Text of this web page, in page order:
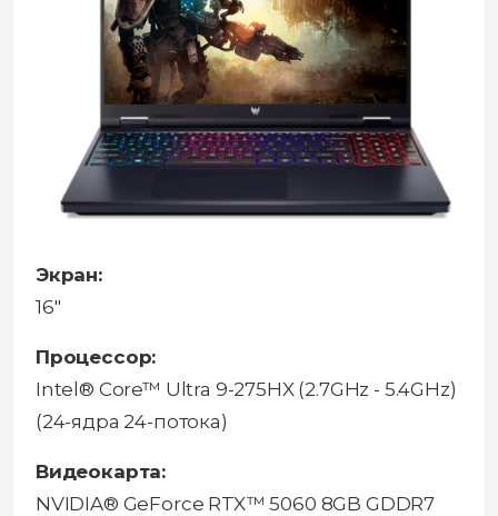
Экран:
16"
Процессор:
Intel® Core™ Ultra 9-275HX (2.7GHz - 5.4GHz)
(24-ядра 24-потока)
Видеокарта:
NVIDIA® GeForce RTX™ 5060 8GB GDDR7